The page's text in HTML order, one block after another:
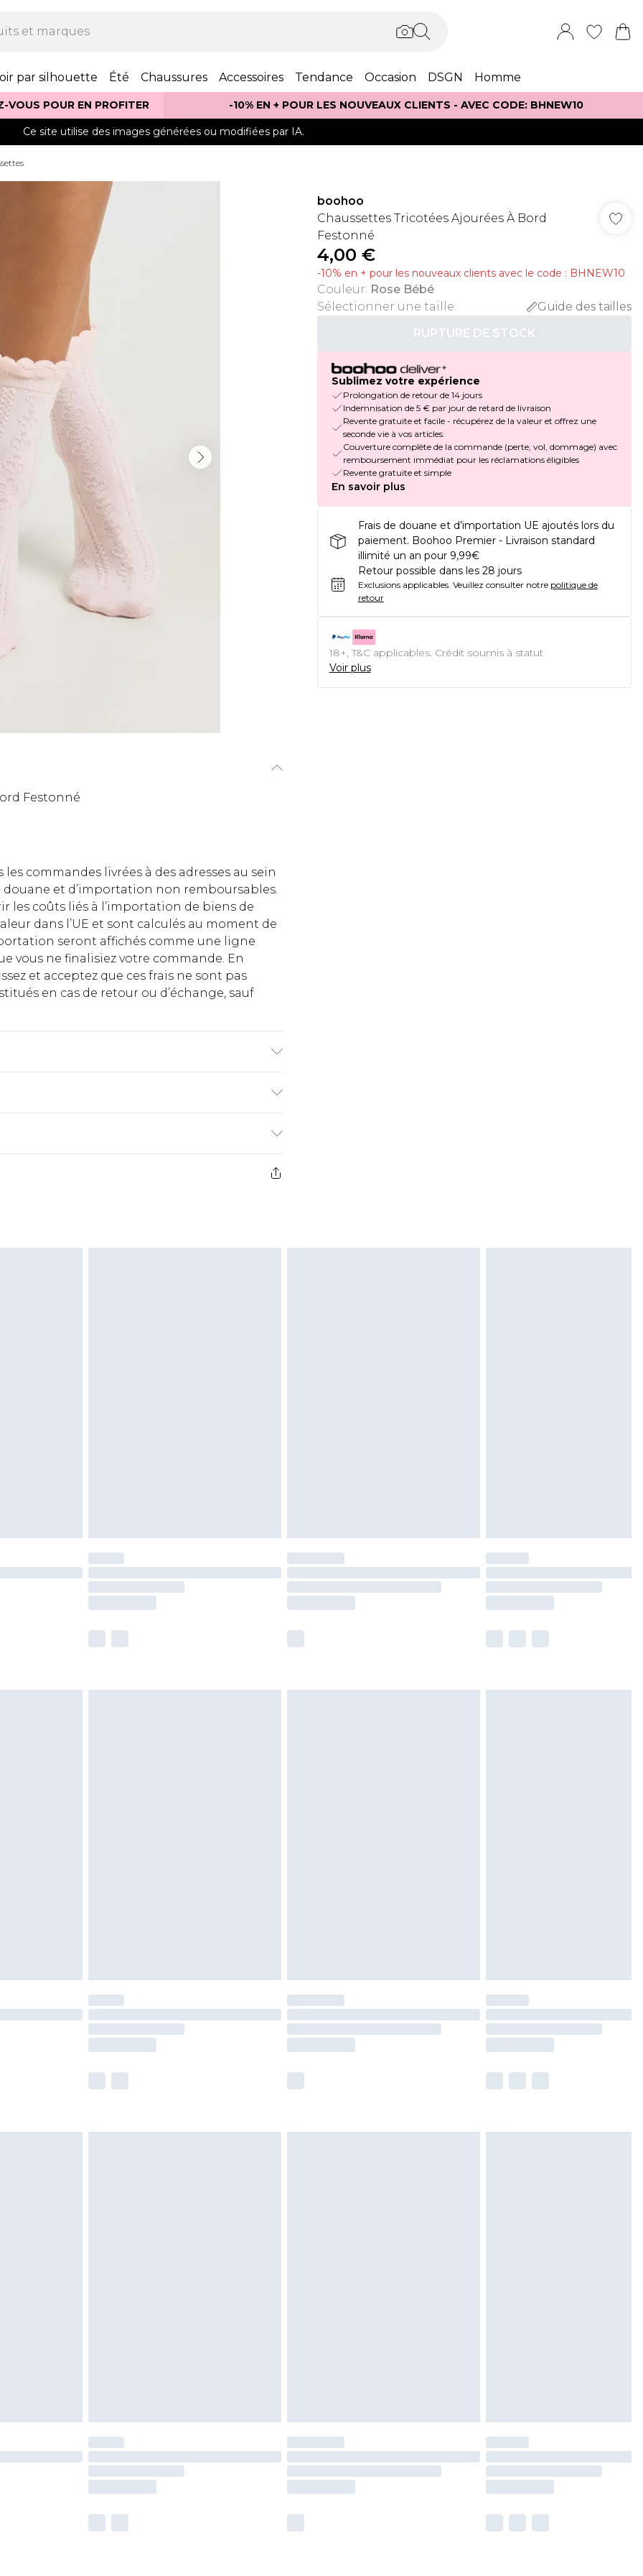
par silhouette Été Chaussures Accessoires Tendance Occasion DSGN Homme
VOUS POUR EN PROFITER -10% EN + POUR LES NOUVEAUX CLIENTS - AVEC CODE: BHNEW10
Ce site utilise des images générées ou modifiées par IA.
Festonné
commandes livrées à des adresses au sein
douane et d’importation non remboursables.
les coûts liés à l’importation de biens de
dans l’UE et sont calculés au moment de
seront affichés comme une ligne
vous ne finalisiez votre commande. En
et acceptez que ces frais ne sont pas
en cas de retour ou d’échange, sauf
€2.99
€9.99
boohoo
Chaussettes Tricotées Ajourées À Bord
Festonné
4,00 €
-10% en + pour les nouveaux clients avec le code : BHNEW10
Couleur: Rose Bébé
Sélectionner une taille:
Guide des tailles
RUPTURE DE STOCK
Sublimez votre expérience
Prolongation de retour de 14 jours
Indemnisation de 5 € par jour de retard de livraison
Revente gratuite et facile - récupérez de la valeur et offrez une
seconde vie à vos articles.
Couverture complète de la commande (perte, vol, dommage) avec
remboursement immédiat pour les réclamations éligibles
Revente gratuite et simple
En savoir plus
Frais de douane et d’importation UE ajoutés lors du
paiement. Boohoo Premier - Livraison standard
illimité un an pour 9,99€
Retour possible dans les 28 jours
Exclusions applicables. Veuillez consulter notre politique de
retour
18+, T&C applicables. Crédit soumis à statut
Voir plus